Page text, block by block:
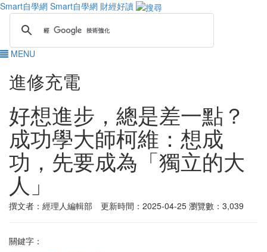
Smart自學網 Smart自學網 財經好讀
MENU
進修充電
好想進步，總是差一點？
成功學大師柯維：想成
功，先要成為「獨立的大
人」
撰文者：經理人編輯部 更新時間：2025-04-25 瀏覽數：3,039
關鍵字：